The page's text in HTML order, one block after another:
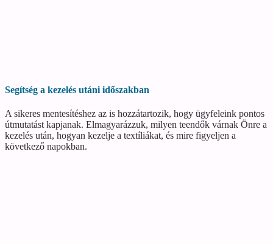
Segítség a kezelés utáni időszakban
A sikeres mentesítéshez az is hozzátartozik, hogy ügyfeleink pontos
útmutatást kapjanak. Elmagyarázzuk, milyen teendők várnak Önre a
kezelés után, hogyan kezelje a textíliákat, és mire figyeljen a
következő napokban.